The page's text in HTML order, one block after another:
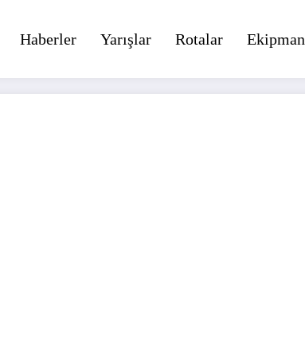
Haberler Yarışlar Rotalar Ekipman